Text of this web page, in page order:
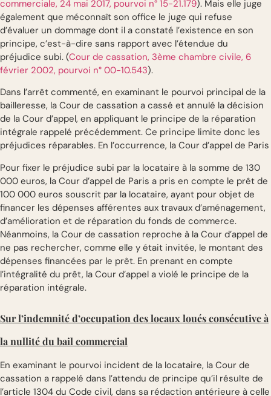
commerciale, 24 mai 2017, pourvoi n° 15-21.179). Mais elle juge
également que méconnaît son office le juge qui refuse
d’évaluer un dommage dont il a constaté l’existence en son
principe, c’est-à-dire sans rapport avec l’étendue du
préjudice subi. (Cour de cassation, 3ème chambre civile, 6
février 2002, pourvoi n° 00-10.543).
Dans l’arrêt commenté, en examinant le pourvoi principal de la
bailleresse, la Cour de cassation a cassé et annulé la décision
de la Cour d’appel, en appliquant le principe de la réparation
intégrale rappelé précédemment. Ce principe limite donc les
préjudices réparables. En l’occurrence, la Cour d’appel de Paris
Pour fixer le préjudice subi par la locataire à la somme de 130
000 euros, la Cour d’appel de Paris a pris en compte le prêt de
100 000 euros souscrit par la locataire, ayant pour objet de
financer les dépenses afférentes aux travaux d’aménagement,
d’amélioration et de réparation du fonds de commerce.
Néanmoins, la Cour de cassation reproche à la Cour d’appel de
ne pas rechercher, comme elle y était invitée, le montant des
dépenses financées par le prêt. En prenant en compte
l’intégralité du prêt, la Cour d’appel a violé le principe de la
réparation intégrale.
Sur l’indemnité d’occupation des locaux loués consécutive à
la nullité du bail commercial
En examinant le pourvoi incident de la locataire, la Cour de
cassation a rappelé dans l’attendu de principe qu’il résulte de
l’article 1304 du Code civil, dans sa rédaction antérieure à celle